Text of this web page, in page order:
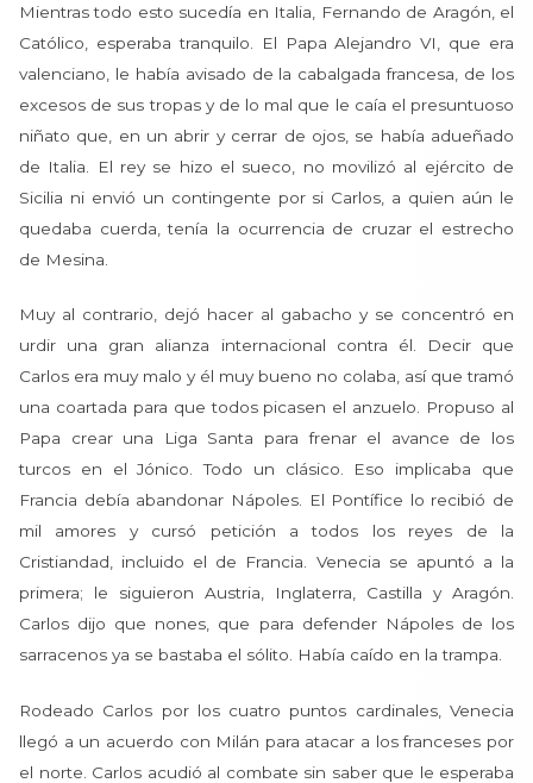
Mientras todo esto sucedía en Italia, Fernando de Aragón, el
Católico, esperaba tranquilo. El Papa Alejandro VI, que era
valenciano, le había avisado de la cabalgada francesa, de los
excesos de sus tropas y de lo mal que le caía el presuntuoso
niñato que, en un abrir y cerrar de ojos, se había adueñado
de Italia. El rey se hizo el sueco, no movilizó al ejército de
Sicilia ni envió un contingente por si Carlos, a quien aún le
quedaba cuerda, tenía la ocurrencia de cruzar el estrecho
de Mesina.
Muy al contrario, dejó hacer al gabacho y se concentró en
urdir una gran alianza internacional contra él. Decir que
Carlos era muy malo y él muy bueno no colaba, así que tramó
una coartada para que todos picasen el anzuelo. Propuso al
Papa crear una Liga Santa para frenar el avance de los
turcos en el Jónico. Todo un clásico. Eso implicaba que
Francia debía abandonar Nápoles. El Pontífice lo recibió de
mil amores y cursó petición a todos los reyes de la
Cristiandad, incluido el de Francia. Venecia se apuntó a la
primera; le siguieron Austria, Inglaterra, Castilla y Aragón.
Carlos dijo que nones, que para defender Nápoles de los
sarracenos ya se bastaba el sólito. Había caído en la trampa.
Rodeado Carlos por los cuatro puntos cardinales, Venecia
llegó a un acuerdo con Milán para atacar a los franceses por
el norte. Carlos acudió al combate sin saber que le esperaba